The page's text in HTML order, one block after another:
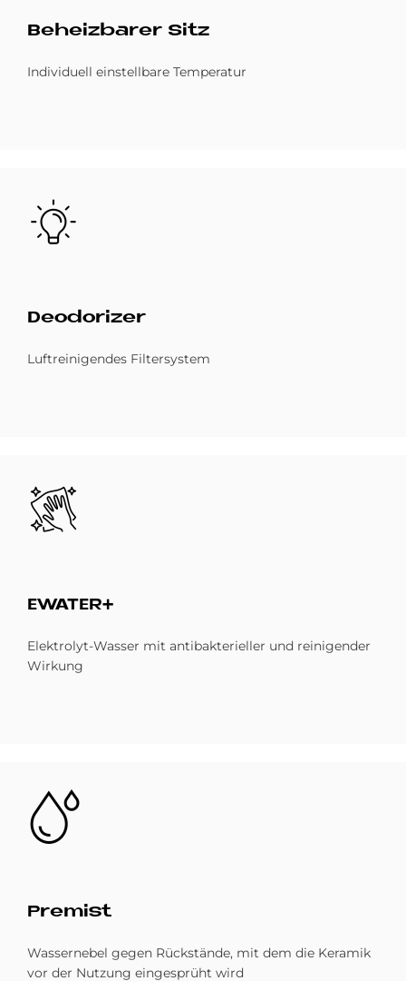
Be­heiz­ba­rer Sitz
Individuell einstellbare Temperatur
Bild
De­odo­ri­zer
Luftreinigendes Filtersystem
Bild
EWA­TER+
Elektrolyt-Wasser mit antibakterieller und reinigender
Wirkung
Bild
Pre­mist
Wassernebel gegen Rückstände, mit dem die Keramik
vor der Nutzung eingesprüht wird